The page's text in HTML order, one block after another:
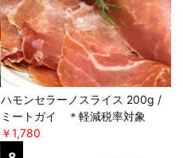
ハモンセラーノスライス 200g /
ミートガイ ＊軽減税率対象
￥1,780